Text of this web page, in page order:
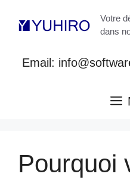
Votre
dans
Email:
Pourquoi